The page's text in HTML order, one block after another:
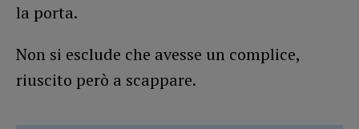
la porta.
Non si esclude che avesse un complice,
riuscito però a scappare.